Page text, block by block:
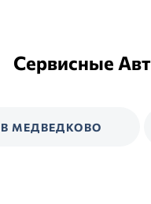
Сервисные
В МЕДВЕДКОВО